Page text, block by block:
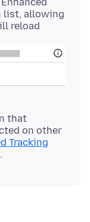
list, allowing
reload
that
on other
Tracking